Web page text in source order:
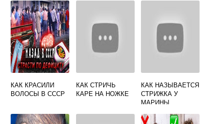
КАК КРАСИЛИ
ВОЛОСЫ В СССР
КАК СТРИЧЬ
КАРЕ НА НОЖКЕ
КАК НАЗЫВАЕТСЯ
СТРИЖКА У
МАРИНЫ